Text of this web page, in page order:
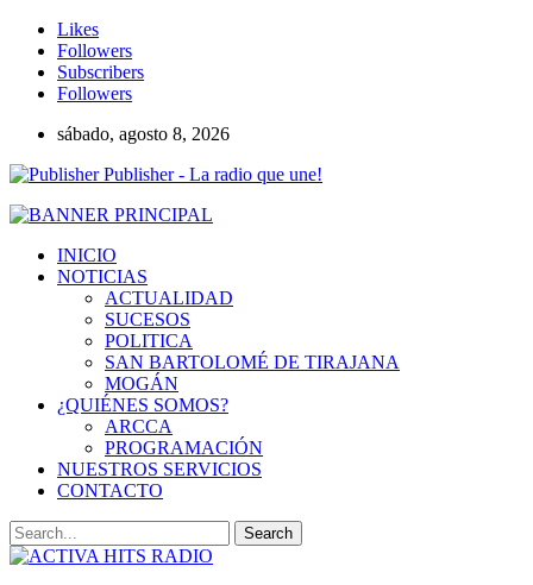
Likes
Followers
Subscribers
Followers
sábado, agosto 8, 2026
Publisher - La radio que une!
INICIO
NOTICIAS
ACTUALIDAD
SUCESOS
POLITICA
SAN BARTOLOMÉ DE TIRAJANA
MOGÁN
¿QUIÉNES SOMOS?
ARCCA
PROGRAMACIÓN
NUESTROS SERVICIOS
CONTACTO